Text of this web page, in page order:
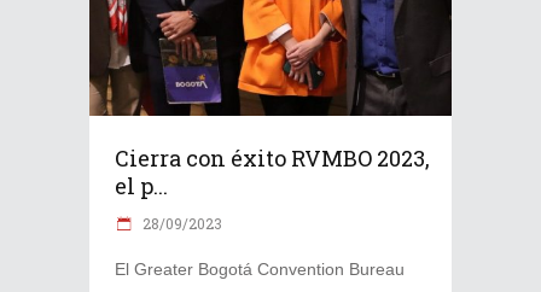
Cierra con éxito RVMBO 2023,
el p...
28/09/2023
El Greater Bogotá Convention Bureau